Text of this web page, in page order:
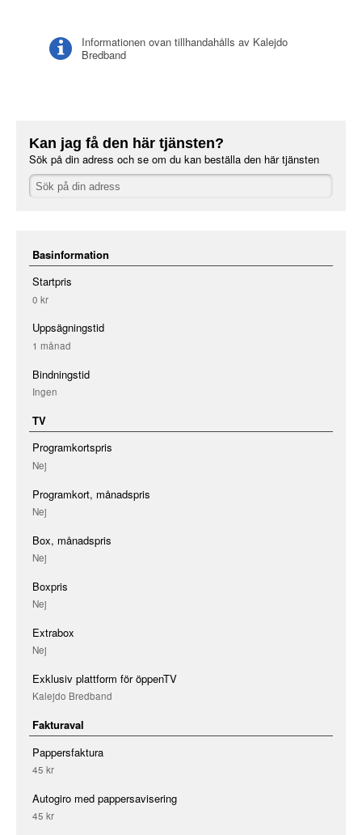
Informationen ovan tillhandahålls av Kalejdo
Bredband
Kan jag få den här tjänsten?
Sök på din adress och se om du kan beställa den här tjänsten
Basinformation
Startpris
0 kr
Uppsägningstid
1 månad
Bindningstid
Ingen
TV
Programkortspris
Nej
Programkort, månadspris
Nej
Box, månadspris
Nej
Boxpris
Nej
Extrabox
Nej
Exklusiv plattform för öppenTV
Kalejdo Bredband
Fakturaval
Pappersfaktura
45 kr
Autogiro med pappersavisering
45 kr